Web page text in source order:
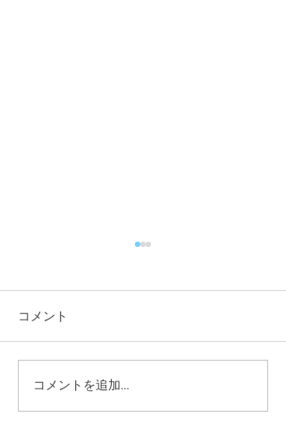
サマースクール26！レポ
ート
コメント
コメントを追加…